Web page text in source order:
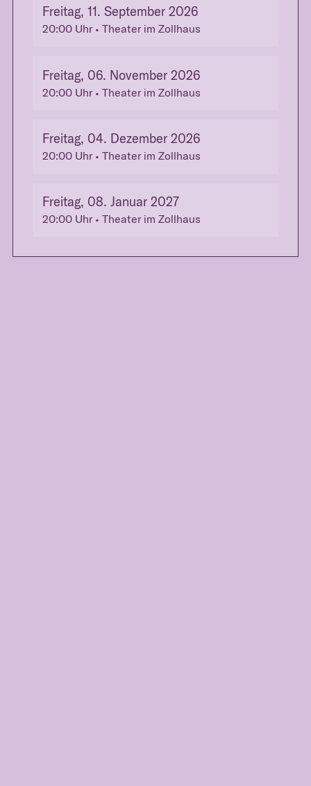
Freitag, 11. September 2026
20:00Uhr• Theater im Zollhaus
Freitag, 06. November 2026
20:00Uhr• Theater im Zollhaus
Freitag, 04. Dezember 2026
20:00Uhr• Theater im Zollhaus
Freitag, 08. Januar 2027
20:00Uhr• Theater im Zollhaus